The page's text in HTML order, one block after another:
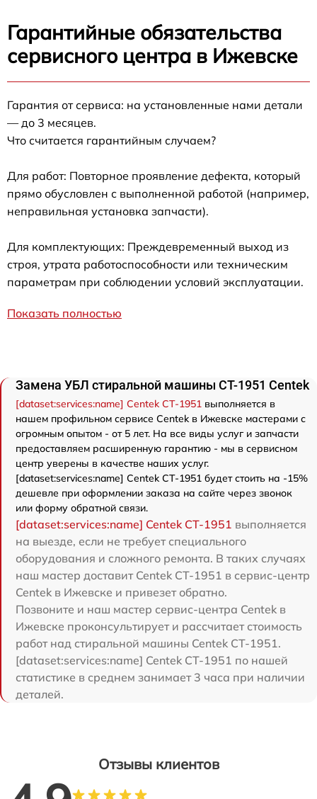
Гарантийные обязательства
сервисного центра в Ижевске
Гарантия от сервиса: на установленные нами детали
— до 3 месяцев.
Что считается гарантийным случаем?
Для работ: Повторное проявление дефекта, который
прямо обусловлен с выполненной работой (например,
неправильная установка запчасти).
Для комплектующих: Преждевременный выход из
строя, утрата работоспособности или техническим
параметрам при соблюдении условий эксплуатации.
Показать полностью
Замена УБЛ стиральной машины CT-1951 Centek
[dataset:services:name] Centek CT-1951 выполняется в
нашем профильном сервисе Centek в Ижевске мастерами с
огромным опытом - от 5 лет. На все виды услуг и запчасти
предоставляем расширенную гарантию - мы в сервисном
центр уверены в качестве наших услуг.
[dataset:services:name] Centek CT-1951 будет стоить на -15%
дешевле при оформлении заказа на сайте через звонок
или форму обратной связи.
[dataset:services:name] Centek CT-1951 выполняется
на выезде, если не требует специального
оборудования и сложного ремонта. В таких случаях
наш мастер доставит Centek CT-1951 в сервис-центр
Centek в Ижевске и привезет обратно.
Позвоните и наш мастер сервис-центра Centek в
Ижевске проконсультирует и рассчитает стоимость
работ над стиральной машины Centek CT-1951.
[dataset:services:name] Centek CT-1951 по нашей
статистике в среднем занимает 3 часа при наличии
деталей.
Отзывы клиентов